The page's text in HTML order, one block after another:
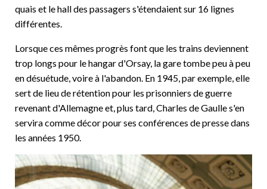
quais et le hall des passagers s'étendaient sur 16 lignes
différentes.
Lorsque ces mêmes progrès font que les trains deviennent
trop longs pour le hangar d'Orsay, la gare tombe peu à peu
en désuétude, voire à l'abandon. En 1945, par exemple, elle
sert de lieu de rétention pour les prisonniers de guerre
revenant d'Allemagne et, plus tard, Charles de Gaulle s'en
servira comme décor pour ses conférences de presse dans
les années 1950.